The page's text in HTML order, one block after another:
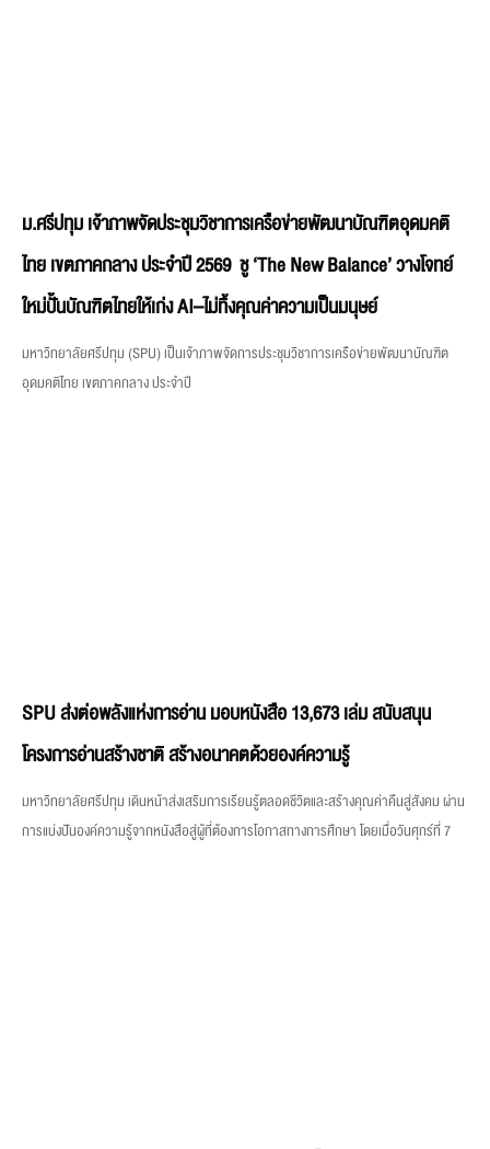
ม.ศรีปทุม เจ้าภาพจัดประชุมวิชาการเครือข่ายพัฒนาบัณฑิตอุดมคติ
ไทย เขตภาคกลาง ประจำปี 2569 ชู ‘The New Balance’ วางโจทย์
ใหม่ปั้นบัณฑิตไทยให้เก่ง AI–ไม่ทิ้งคุณค่าความเป็นมนุษย์
มหาวิทยาลัยศรีปทุม (SPU) เป็นเจ้าภาพจัดการประชุมวิชาการเครือข่ายพัฒนาบัณฑิต
อุดมคติไทย เขตภาคกลาง ประจำปี
SPU ส่งต่อพลังแห่งการอ่าน มอบหนังสือ 13,673 เล่ม สนับสนุน
โครงการอ่านสร้างชาติ สร้างอนาคตด้วยองค์ความรู้
มหาวิทยาลัยศรีปทุม เดินหน้าส่งเสริมการเรียนรู้ตลอดชีวิตและสร้างคุณค่าคืนสู่สังคม ผ่าน
การแบ่งปันองค์ความรู้จากหนังสือสู่ผู้ที่ต้องการโอกาสทางการศึกษา โดยเมื่อวันศุกร์ที่ 7